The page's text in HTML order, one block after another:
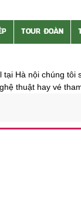
TOUR ĐOÀN
Hà nội chúng
thuật hay vé